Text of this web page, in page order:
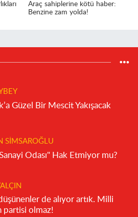
Araç sahiplerine kötü haber:
Benzine zam yolda!
Güzel Bir Mescit Yakışacak
SIMSAROĞLU
Odası" Hak Etmiyor mu?
de alıyor artık. Milli
partisi olmaz!